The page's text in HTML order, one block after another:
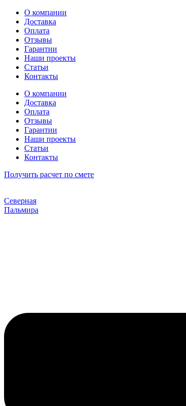
Перейти
содержимому
О компании
Доставка
Оплата
Отзывы
Гарантии
Наши проекты
Статьи
Контакты
О компании
Доставка
Оплата
Отзывы
Гарантии
Наши проекты
Статьи
Контакты
Получить расчет по смете
Северная
Пальмира